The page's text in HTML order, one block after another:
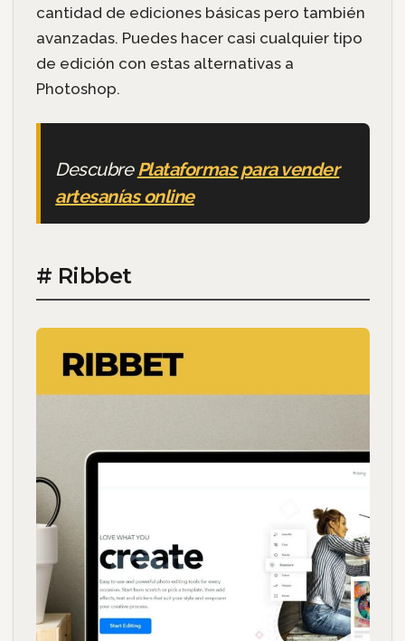
cantidad de ediciones básicas pero también
avanzadas. Puedes hacer casi cualquier tipo
de edición con estas alternativas a
Photoshop.
DescubrePlataformas para vender
artesanías online
# Ribbet